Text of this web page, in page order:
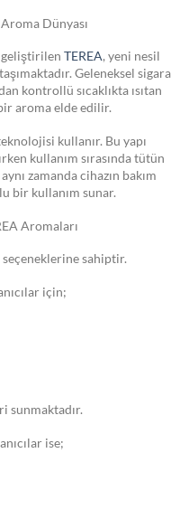
Dünyası
geliştirilen TEREA, yeni nesil
Geleneksel sigara
kontrollü sıcaklıkta ısıtan
aroma elde edilir.
kullanır. Bu yapı
kullanım sırasında tütün
zamanda cihazın bakım
bir kullanım sunar.
Aromaları
sahiptir.
için;
sunmaktadır.
ise;